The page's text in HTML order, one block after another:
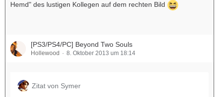
Hemd" des lustigen Kollegen auf dem rechten Bild
[PS3/PS4/PC] Beyond Two Souls
Hollewood 8. Oktober 2013 um 18:14
Zitat von Symer